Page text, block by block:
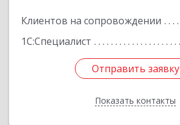
Клиентов на сопровождении
1С:Специалист
Отправить заявку
Показать контакты
Отправить заявку
Назад